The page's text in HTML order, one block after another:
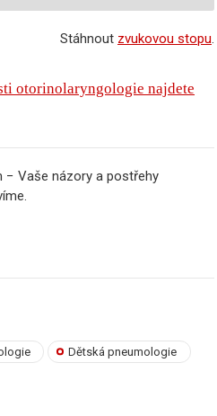
Stáhnout zvukovou stopu.
otorinolaryngologie najdete
− Vaše názory a postřehy
Dětská pneumologie